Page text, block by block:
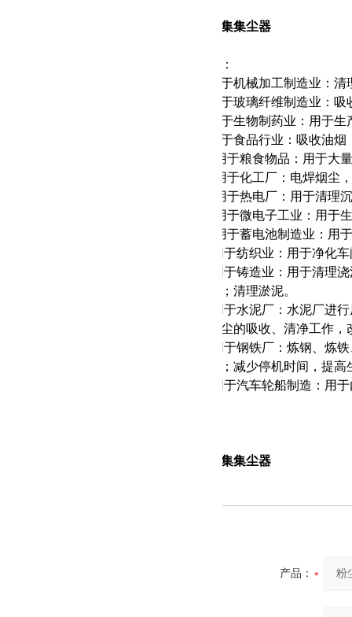
切割机粉尘收集集尘器
：
可用于机械加工制造业：
尘器可用于玻璃纤维制造业：
尘器可用于生物制药业：用于
尘器可用于食品行业：吸收油
尘器可用于粮食物品：用于大
尘器可用于化工厂：电焊烟尘
尘器可用于热电厂：用于清理
尘器可用于微电子工业：用于
尘器可用于蓄电池制造业：用
尘器可用于纺织业：用于净化
尘器可用于铸造业：用于清理
刺、氧化铁皮；清理淤泥。
尘器可用于水泥厂：水泥厂进
过程中产生粉尘的吸收、清净工作
尘器可用于钢铁厂：炼钢、炼
面的清洁工作；减少停机时间，提高
尘器可用于汽车轮船制造：用
切割机粉尘收集集尘器
产品：